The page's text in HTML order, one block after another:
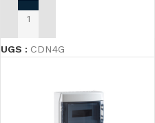
AJOUTER AU PANIER
UGS : CDN4G